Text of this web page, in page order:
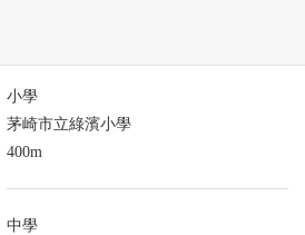
小學
茅崎市立綠濱小學
400m
中學